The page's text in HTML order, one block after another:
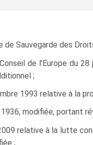
de Sauvegarde des
de l’Europe du
;
1993 relative à la
modifiée, portant
relative à la lutte
;